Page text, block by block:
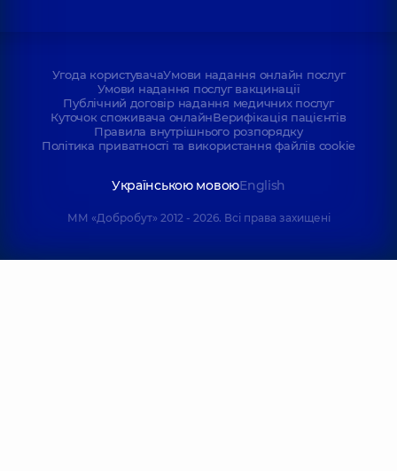
Угода користувачаУмови надання онлайн послуг
Умови надання послуг вакцинації
Публічний договір надання медичних послуг
Куточок споживача онлайнВерифікація пацієнтів
Правила внутрішнього розпорядку
Політика приватності та використання файлів cookie
Українською мовоюEnglish
ММ «Добробут» 2012 - 2026. Всі права захищені